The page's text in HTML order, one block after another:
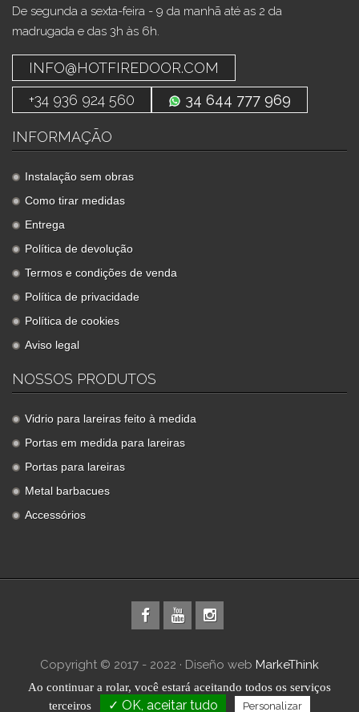
De segunda a sexta-feira - 9 da manhã até as 2 da
madrugada e das 3h às 6h.
INFO@HOTFIREDOOR.COM
+34 936 924 560
34 644 777 969
INFORMAÇÃO
Instalação sem obras
Como tirar medidas
Entrega
Política de devolução
Termos e condições de venda
Política de privacidade
Política de cookies
Aviso legal
NOSSOS PRODUTOS
Vidrio para lareiras feito à medida
Portas em medida para lareiras
Portas para lareiras
Metal barbacues
Accessórios
Copyright © 2017 - 2022 · Diseño web MarkeThink
· Sitemap
Ao continuar a rolar, você estará aceitando todos os serviços
terceiros
✓ OK, aceitar tudo Personalizar